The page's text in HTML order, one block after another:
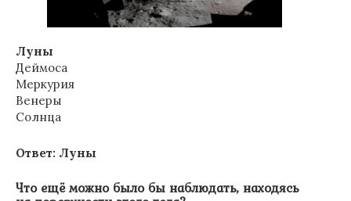
Луны
Деймоса
Меркурия
Венеры
Солнца
Ответ: Луны
Что ещё можно было бы наблюдать, находясь